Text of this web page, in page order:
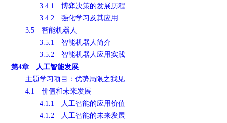
3.4.1 博弈决策的发展历程
3.4.2 强化学习及其应用
3.5 智能机器人
3.5.1 智能机器人简介
3.5.2 智能机器人应用实践
第4章 人工智能发展
主题学习项目：优势局限之我见
4.1 价值和未来发展
4.1.1 人工智能的应用价值
4.1.2 人工智能的未来发展